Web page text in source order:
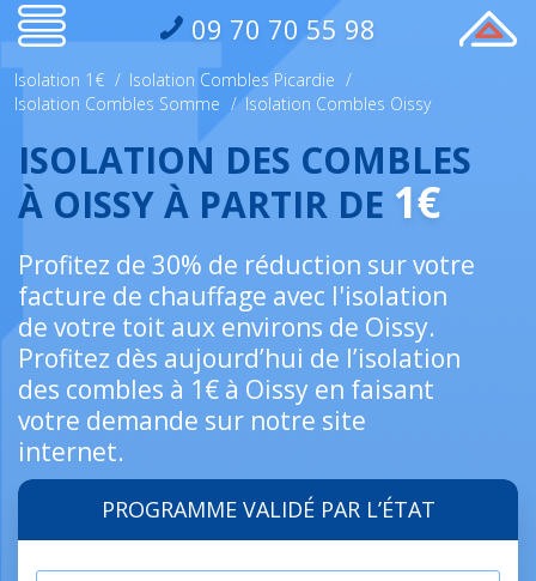
09 70 70 55 98
Isolation 1€ / Isolation Combles Picardie /
Isolation Combles Somme / Isolation Combles Oissy
ISOLATION DES COMBLES
À OISSY À PARTIR DE 1€
Profitez de 30% de réduction sur votre
facture de chauffage avec l'isolation
de votre toit aux environs de Oissy.
Profitez dès aujourd’hui de l’isolation
des combles à 1€ à Oissy en faisant
votre demande sur notre site
internet.
PROGRAMME VALIDÉ PAR L’ÉTAT